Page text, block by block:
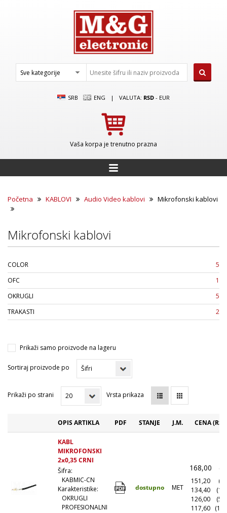
SRB ENG | VALUTA: RSD - EUR
Vaša korpa je trenutno prazna
Početna KABLOVI Audio Video kablovi Mikrofonski kablovi
Mikrofonski kablovi
COLOR
5
OFC
1
OKRUGLI
5
TRAKASTI
2
Prikaži samo proizvode na lageru
Sortiraj proizvode po
Prikaži po strani Vrsta prikaza
OPIS ARTIKLA PDF STANJE J.M. CENA
KABL
MIKROFONSKI
2x0,35 CRNI
Šifra:
KABMIC-CN
Karakteristike:
OKRUGLI
PROFESIONALNI
dostupno MET
168,00
151,20
134,40
126,00
117,60